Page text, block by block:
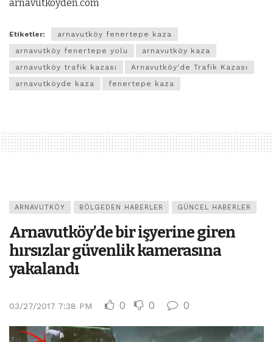
arnavutkoyden.com
Etiketler:
arnavutköy fenertepe kaza
arnavutköy fenertepe yolu
arnavutköy kaza
arnavutköy trafik kazası
Arnavutköy'de Trafik Kazası
arnavutköyde kaza
fenertepe kaza
ARNAVUTKÖY BÖLGEDEN HABERLER GÜNCEL HABERLER
Arnavutköy’de bir işyerine giren
hırsızlar güvenlik kamerasına
yakalandı
03/27/2017 7:38 PM 0 0 0